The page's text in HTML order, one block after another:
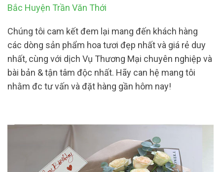
Bắc Huyện Trần Văn Thới
Chúng tôi cam kết đem lại mang đến khách hàng
các dòng sản phẩm hoa tươi đẹp nhất và giá rẻ duy
nhất, cùng với dịch Vụ Thương Mại chuyên nghiệp và
bài bản & tận tâm độc nhất. Hãy can hệ mang tôi
nhằm đc tư vấn và đặt hàng gần hôm nay!